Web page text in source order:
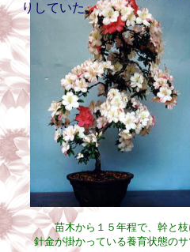
りしていた。
苗木から１５年程で、幹と枝
針金が掛かっている養育状態のサ